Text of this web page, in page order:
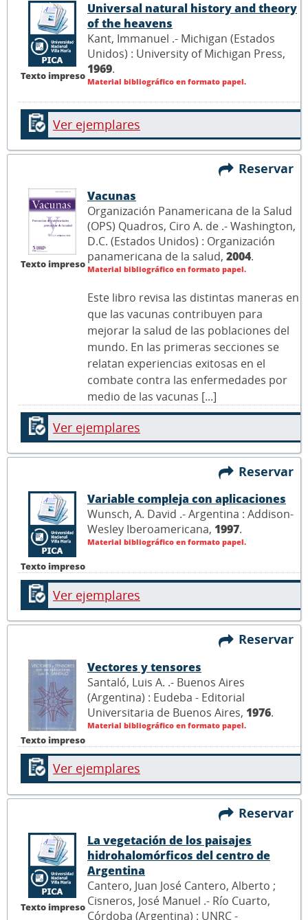
Texto impreso
Universal natural history and theory
of the heavens
Kant, Immanuel .- Michigan (Estados
Unidos) : University of Michigan Press,
1969.
Material bibliográfico en formato papel.
Ver ejemplares
Reservar
Texto impreso
Vacunas
Organización Panamericana de la Salud
(OPS) Quadros, Ciro A. de .- Washington,
D.C. (Estados Unidos) : Organización
panamericana de la salud, 2004.
Material bibliográfico en formato papel.
Este libro revisa las distintas maneras en
que las vacunas contribuyen para
mejorar la salud de las poblaciones del
mundo. En las primeras secciones se
relatan experiencias exitosas en el
combate contra las enfermedades por
medio de las vacunas [...]
Ver ejemplares
Reservar
Texto impreso
Variable compleja con aplicaciones
Wunsch, A. David .- Argentina : Addison-
Wesley Iberoamericana, 1997.
Material bibliográfico en formato papel.
Ver ejemplares
Reservar
Texto impreso
Vectores y tensores
Santaló, Luis A. .- Buenos Aires
(Argentina) : Eudeba - Editorial
Universitaria de Buenos Aires, 1976.
Material bibliográfico en formato papel.
Ver ejemplares
Reservar
Texto impreso
La vegetación de los paisajes
hidrohalomórficos del centro de
Argentina
Cantero, Juan José Cantero, Alberto ;
Cisneros, José Manuel .- Río Cuarto,
Córdoba (Argentina) : UNRC -